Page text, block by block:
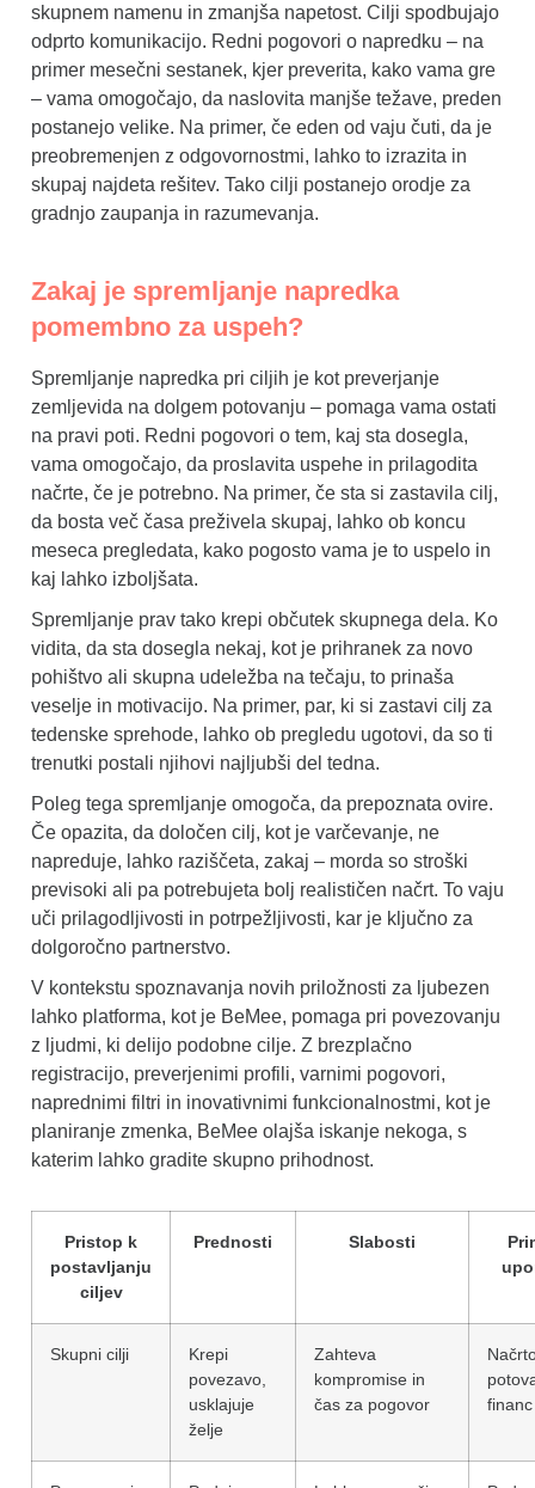
skupnem namenu in zmanjša napetost. Cilji spodbujajo
odprto komunikacijo. Redni pogovori o napredku – na
primer mesečni sestanek, kjer preverita, kako vama gre
– vama omogočajo, da naslovita manjše težave, preden
postanejo velike. Na primer, če eden od vaju čuti, da je
preobremenjen z odgovornostmi, lahko to izrazita in
skupaj najdeta rešitev. Tako cilji postanejo orodje za
gradnjo zaupanja in razumevanja.
Zakaj je spremljanje napredka
pomembno za uspeh?
Spremljanje napredka pri ciljih je kot preverjanje
zemljevida na dolgem potovanju – pomaga vama ostati
na pravi poti. Redni pogovori o tem, kaj sta dosegla,
vama omogočajo, da proslavita uspehe in prilagodita
načrte, če je potrebno. Na primer, če sta si zastavila cilj,
da bosta več časa preživela skupaj, lahko ob koncu
meseca pregledata, kako pogosto vama je to uspelo in
kaj lahko izboljšata.
Spremljanje prav tako krepi občutek skupnega dela. Ko
vidita, da sta dosegla nekaj, kot je prihranek za novo
pohištvo ali skupna udeležba na tečaju, to prinaša
veselje in motivacijo. Na primer, par, ki si zastavi cilj za
tedenske sprehode, lahko ob pregledu ugotovi, da so ti
trenutki postali njihovi najljubši del tedna.
Poleg tega spremljanje omogoča, da prepoznata ovire.
Če opazita, da določen cilj, kot je varčevanje, ne
napreduje, lahko raziščeta, zakaj – morda so stroški
previsoki ali pa potrebujeta bolj realističen načrt. To vaju
uči prilagodljivosti in potrpežljivosti, kar je ključno za
dolgoročno partnerstvo.
V kontekstu spoznavanja novih priložnosti za ljubezen
lahko platforma, kot je BeMee, pomaga pri povezovanju
z ljudmi, ki delijo podobne cilje. Z brezplačno
registracijo, preverjenimi profili, varnimi pogovori,
naprednimi filtri in inovativnimi funkcionalnostmi, kot je
planiranje zmenka, BeMee olajša iskanje nekoga, s
katerim lahko gradite skupno prihodnost.
Pristop k
postavljanju
ciljev
Prednosti Slabosti
Skupni cilji
Krepi
povezavo,
usklajuje
želje
Zahteva
kompromise in
čas za pogovor
financ